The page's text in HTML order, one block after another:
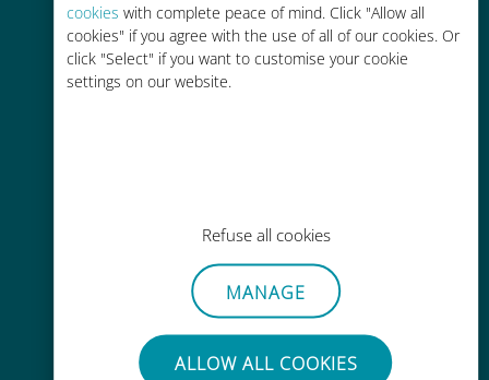
cookies with complete peace of mind. Click "Allow all
cookies" if you agree with the use of all of our cookies. Or
click "Select" if you want to customise your cookie
settings on our website.
Refuse all cookies
MANAGE
ALLOW ALL COOKIES
轻松充值
通过Ubigi应用随时随地通话，即使
没有Wi-Fi或剩余流量也能畅聊
毫不费力
无需取出您现有的SIM卡